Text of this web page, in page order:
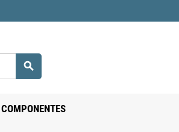
search
COMPONENTES